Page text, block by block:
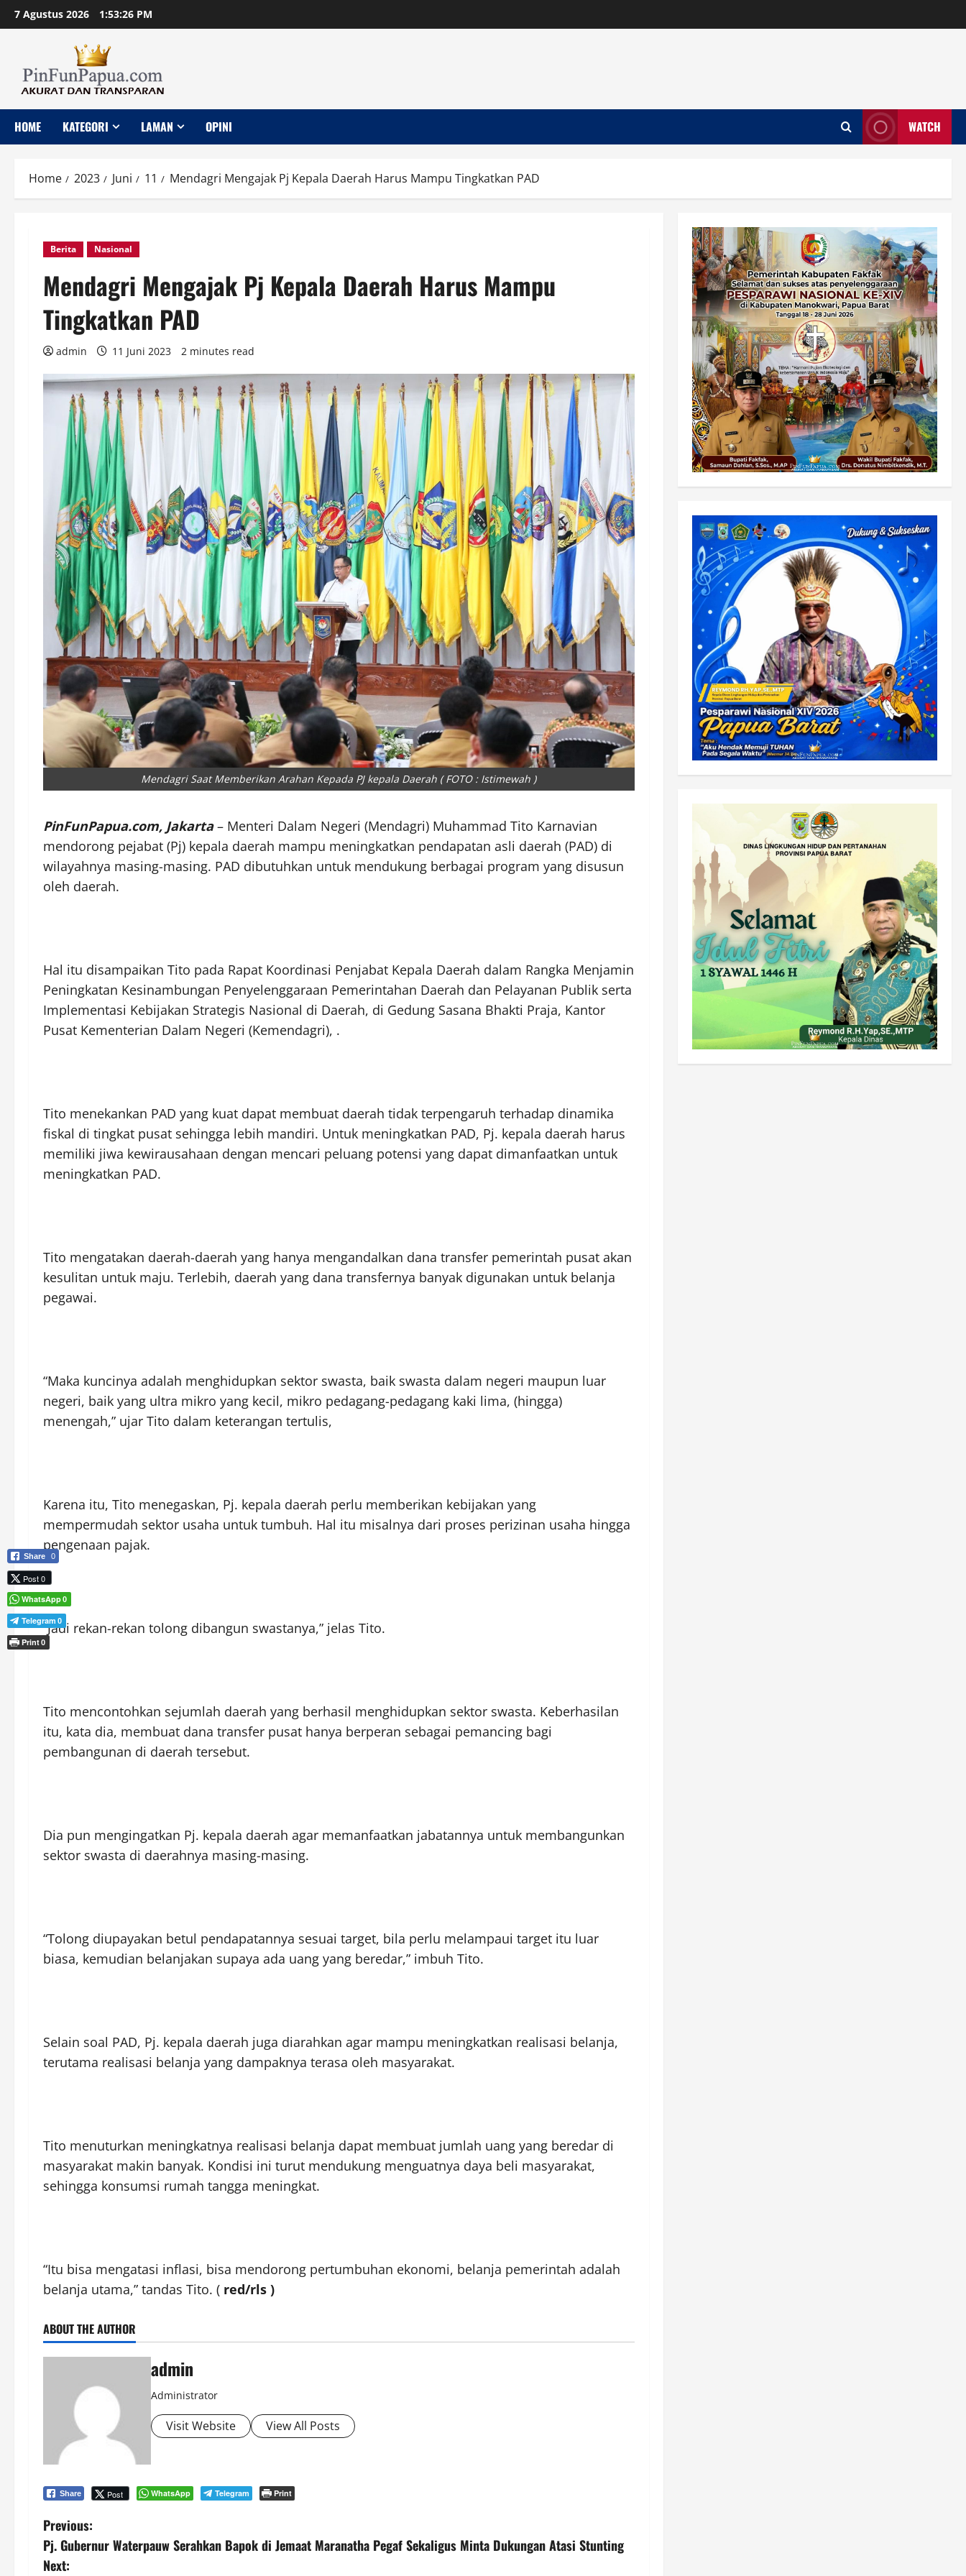
Skip
to
7 Agustus 2026 1:53:27 PM
HOME KATEGORI LAMAN OPINI WATCH
Home 2023 Juni 11 Mendagri Mengajak Pj Kepala Daerah Harus Mampu Tingkatkan PAD
Berita Nasional
Mendagri Mengajak Pj Kepala Daerah Harus Mampu
Tingkatkan PAD
admin 11 Juni 2023 2 minutes read
Mendagri Saat Memberikan Arahan Kepada PJ kepala Daerah ( FOTO : Istimewah )
PinFunPapua.com, Jakarta– Menteri Dalam Negeri (Mendagri) Muhammad Tito Karnavian
mendorong pejabat (Pj) kepala daerah mampu meningkatkan pendapatan asli daerah (PAD) di
wilayahnya masing-masing. PAD dibutuhkan untuk mendukung berbagai program yang disusun
oleh daerah.
Hal itu disampaikan Tito pada Rapat Koordinasi Penjabat Kepala Daerah dalam Rangka Menjamin
Peningkatan Kesinambungan Penyelenggaraan Pemerintahan Daerah dan Pelayanan Publik serta
Implementasi Kebijakan Strategis Nasional di Daerah, di Gedung Sasana Bhakti Praja, Kantor
Pusat Kementerian Dalam Negeri (Kemendagri), .
Tito menekankan PAD yang kuat dapat membuat daerah tidak terpengaruh terhadap dinamika
fiskal di tingkat pusat sehingga lebih mandiri. Untuk meningkatkan PAD, Pj. kepala daerah harus
memiliki jiwa kewirausahaan dengan mencari peluang potensi yang dapat dimanfaatkan untuk
meningkatkan PAD.
Tito mengatakan daerah-daerah yang hanya mengandalkan dana transfer pemerintah pusat akan
kesulitan untuk maju. Terlebih, daerah yang dana transfernya banyak digunakan untuk belanja
pegawai.
“Maka kuncinya adalah menghidupkan sektor swasta, baik swasta dalam negeri maupun luar
negeri, baik yang ultra mikro yang kecil, mikro pedagang-pedagang kaki lima, (hingga)
menengah,” ujar Tito dalam keterangan tertulis,
Karena itu, Tito menegaskan, Pj. kepala daerah perlu memberikan kebijakan yang
mempermudah sektor usaha untuk tumbuh. Hal itu misalnya dari proses perizinan usaha hingga
pengenaan pajak.
“Jadi rekan-rekan tolong dibangun swastanya,” jelas Tito.
Tito mencontohkan sejumlah daerah yang berhasil menghidupkan sektor swasta. Keberhasilan
itu, kata dia, membuat dana transfer pusat hanya berperan sebagai pemancing bagi
pembangunan di daerah tersebut.
Dia pun mengingatkan Pj. kepala daerah agar memanfaatkan jabatannya untuk membangunkan
sektor swasta di daerahnya masing-masing.
“Tolong diupayakan betul pendapatannya sesuai target, bila perlu melampaui target itu luar
biasa, kemudian belanjakan supaya ada uang yang beredar,” imbuh Tito.
Selain soal PAD, Pj. kepala daerah juga diarahkan agar mampu meningkatkan realisasi belanja,
terutama realisasi belanja yang dampaknya terasa oleh masyarakat.
Tito menuturkan meningkatnya realisasi belanja dapat membuat jumlah uang yang beredar di
masyarakat makin banyak. Kondisi ini turut mendukung menguatnya daya beli masyarakat,
sehingga konsumsi rumah tangga meningkat.
“Itu bisa mengatasi inflasi, bisa mendorong pertumbuhan ekonomi, belanja pemerintah adalah
belanja utama,” tandas Tito. ( red/rls )
ABOUT THE AUTHOR
admin
Administrator
Visit Website View All Posts
Share Post WhatsApp Telegram Print
P
o
Previous:
Pj. Gubernur Waterpauw Serahkan Bapok di Jemaat Maranatha Pegaf Sekaligus Minta Dukungan Atasi Stunting
Next:
Share 0
Post 0
WhatsApp0
Telegram 0
Print0